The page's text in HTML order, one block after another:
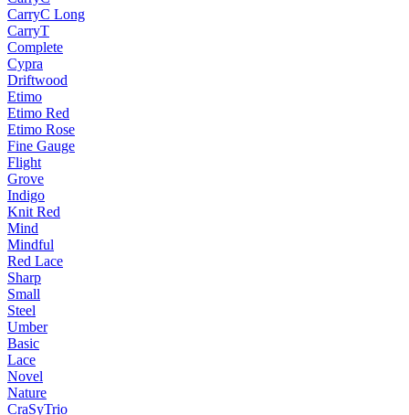
CarryC Long
CarryT
Complete
Cypra
Driftwood
Etimo
Etimo Red
Etimo Rose
Fine Gauge
Flight
Grove
Indigo
Knit Red
Mind
Mindful
Red Lace
Sharp
Small
Steel
Umber
Basic
Lace
Novel
Nature
CraSyTrio